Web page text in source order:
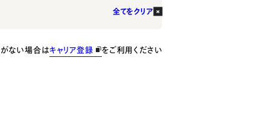
全てをクリア
ない場合はキャリア登録 をご利用ください